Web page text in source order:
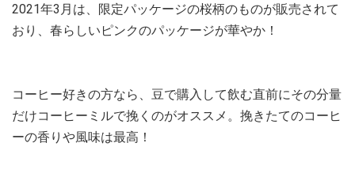
2021年3月は、限定パッケージの桜柄のものが販売されて
おり、春らしいピンクのパッケージが華やか！
コーヒー好きの方なら、豆で購入して飲む直前にその分量
だけコーヒーミルで挽くのがオススメ。挽きたてのコーヒ
ーの香りや風味は最高！